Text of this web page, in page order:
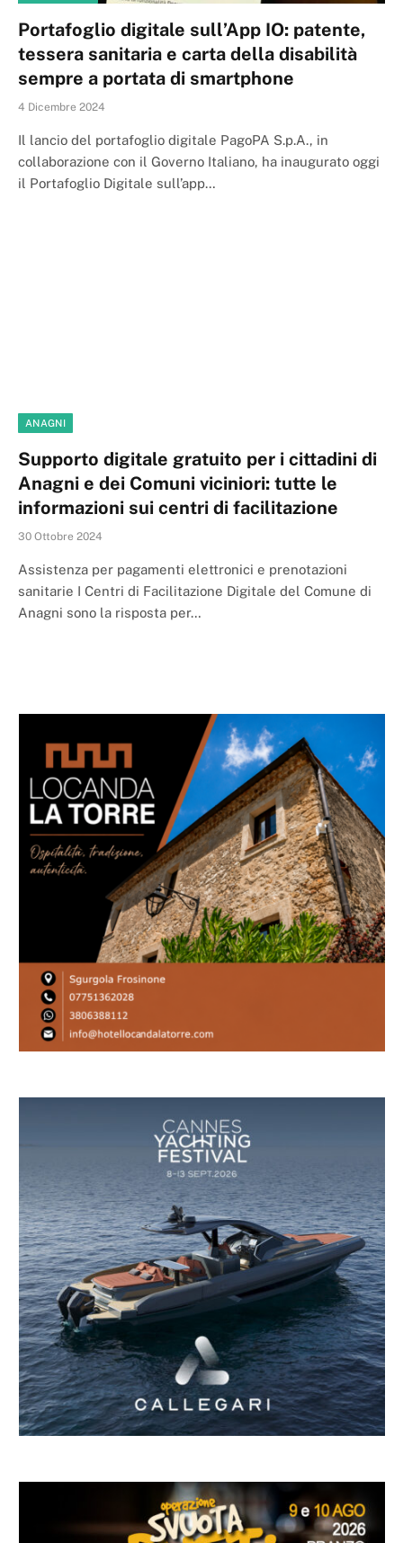
Portafoglio digitale sull’App IO: patente,
tessera sanitaria e carta della disabilità
sempre a portata di smartphone
4 Dicembre 2024
Il lancio del portafoglio digitale PagoPA S.p.A., in
collaborazione con il Governo Italiano, ha inaugurato oggi
il Portafoglio Digitale sull’app…
ANAGNI
Supporto digitale gratuito per i cittadini di
Anagni e dei Comuni viciniori: tutte le
informazioni sui centri di facilitazione
30 Ottobre 2024
Assistenza per pagamenti elettronici e prenotazioni
sanitarie I Centri di Facilitazione Digitale del Comune di
Anagni sono la risposta per…